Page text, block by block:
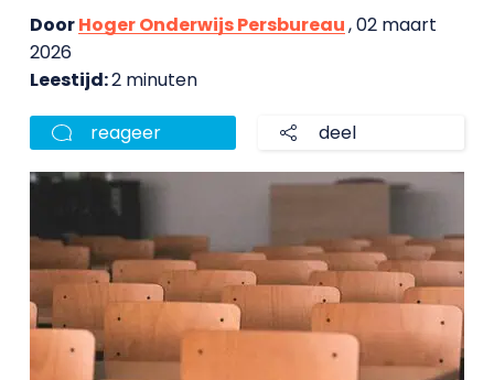
DoorHoger Onderwijs Persbureau, 02 maart
2026
Leestijd:2 minuten
reageer deel